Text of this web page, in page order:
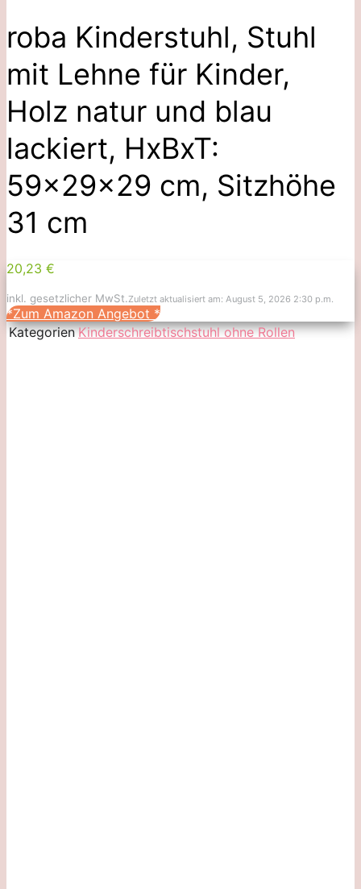
roba Kinderstuhl, Stuhl
mit Lehne für Kinder,
Holz natur und blau
lackiert, HxBxT:
59x29x29 cm, Sitzhöhe
31 cm
20,23 €
inkl. gesetzlicher MwSt.Zuletzt aktualisiert am: August 5, 2026 2:30 p.m.
*Zum Amazon Angebot *
Kategorien Kinderschreibtischstuhl ohne Rollen